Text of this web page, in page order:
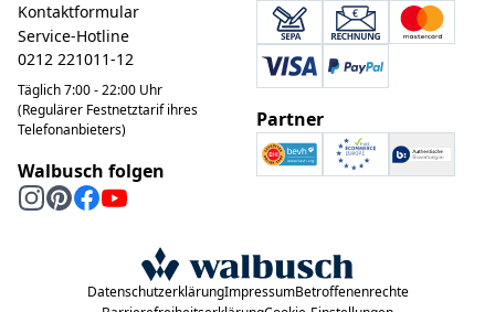
Kontaktformular
Service-Hotline
0212 221011-12
Täglich 7:00 - 22:00 Uhr
(Regulärer Festnetztarif ihres
Telefonanbieters)
Walbusch folgen
Partner
DatenschutzerklärungImpressumBetroffenenrechte